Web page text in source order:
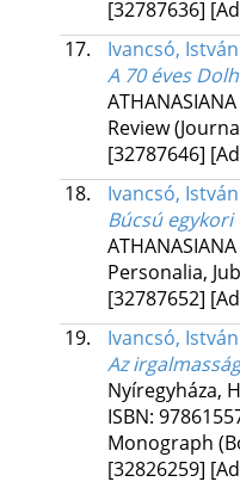
[32787636]
17.
Ivancsó, István
A 70 éves
ATHANASIANA
Review
[32787646]
18.
Ivancsó, István
Búcsú
ATHANASIANA
Personalia,
[32787652]
19.
Ivancsó, István
Az
Nyíregyháza,
ISBN:
Monograph
[32826259]